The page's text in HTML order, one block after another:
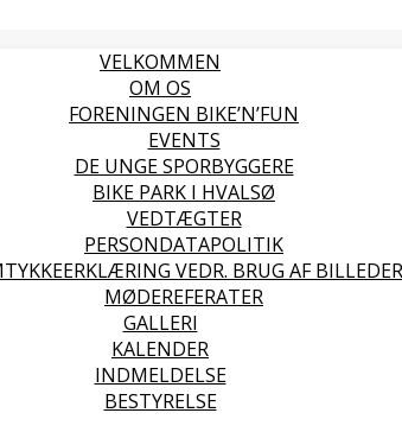
VELKOMMEN
OM OS
FORENINGEN BIKE’N’FUN
EVENTS
DE UNGE SPORBYGGERE
BIKE PARK I HVALSØ
VEDTÆGTER
PERSONDATAPOLITIK
VEDR. BRUG AF BILLEDER
MØDEREFERATER
GALLERI
KALENDER
INDMELDELSE
BESTYRELSE